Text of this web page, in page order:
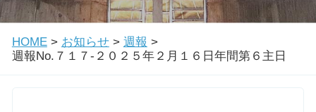
関口教会について
教会学校・中高生会
HOME> お知らせ> 週報 >
週報No.７１７-２０２５年２月１６日年間第６主日